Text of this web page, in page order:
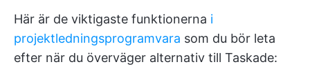
Här är de viktigaste funktionerna i
projektledningsprogramvara som du bör leta
efter när du överväger alternativ till Taskade: